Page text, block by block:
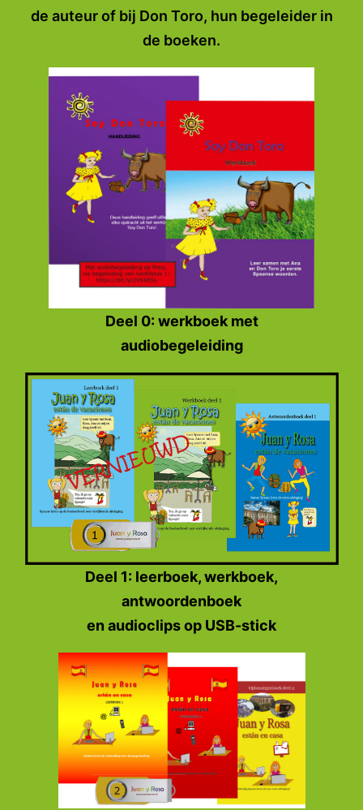
de auteur of bij Don Toro, hun begeleider in
de boeken.
Deel 0: werkboek met
audiobegeleiding
Deel 1: leerboek, werkboek,
antwoordenboek
en audioclips op USB-stick